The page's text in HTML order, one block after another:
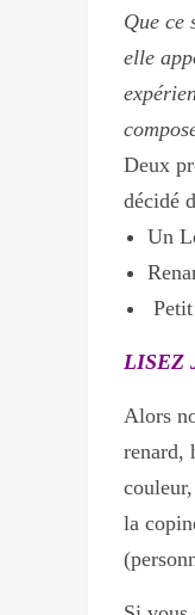
Que ce
elle
Deux
décidé
Un
LISEZ
Alors
renard,
la